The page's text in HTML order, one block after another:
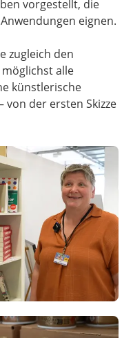
vorgestellt, die
eignen.
zugleich den
alle
künstlerische
von der ersten Skizze